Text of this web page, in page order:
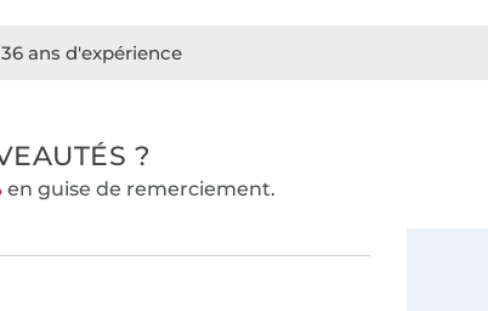
36 ans d'expérience
?
en guise de remerciement.